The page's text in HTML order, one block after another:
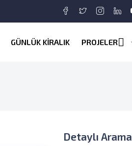
GÜNLÜK KİRALIK PROJELER
Detaylı Arama